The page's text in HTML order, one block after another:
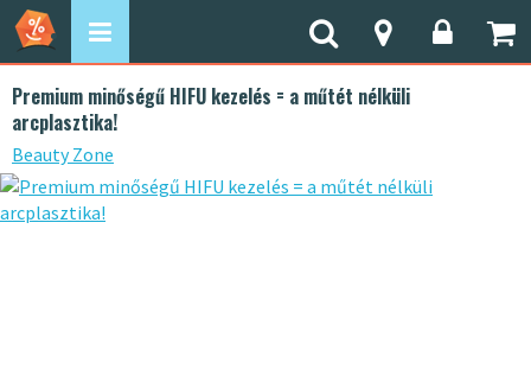
Premium minőségű HIFU kezelés = a műtét nélküli
arcplasztika!
Beauty Zone